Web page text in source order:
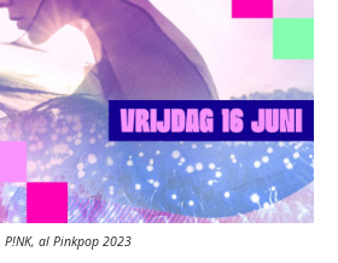
P!NK, al Pinkpop 2023